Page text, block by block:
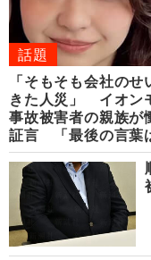
話題
「そもそも会社のせ
きた人災」 イオン
事故被害者の親族が
証言 「最後の言葉